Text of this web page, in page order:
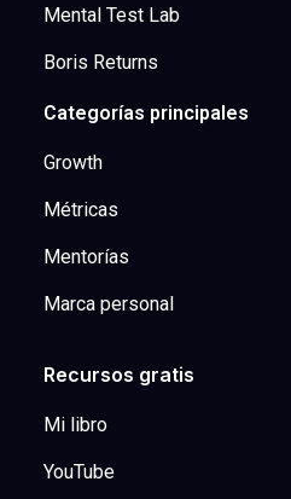
Mental Test Lab
Boris Returns
Categorías principales
Growth
Métricas
Mentorías
Marca personal
Recursos gratis
Mi libro
YouTube